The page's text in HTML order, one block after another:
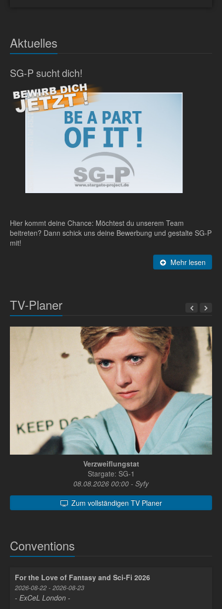
Aktuelles
SG-P sucht dich!
Hier kommt deine Chance: Möchtest du unserem Team
beitreten? Dann schick uns deine Bewerbung und gestalte SG-P
mit!
Mehr lesen
TV-Planer
Verzweiflungstat
Stargate: SG-1
08.08.2026 00:00 - Syfy
Zum vollständigen TV Planer
Conventions
For the Love of Fantasy and Sci-Fi 2026
2026-08-22 - 2026-08-23
- ExCeL London -